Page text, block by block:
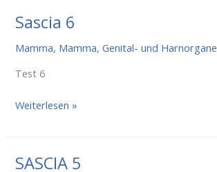
Sascia 6
Mamma, Mamma, Genital- und Harnorgane
Test 6
Sascia
Weiterlesen »
SASCIA 5